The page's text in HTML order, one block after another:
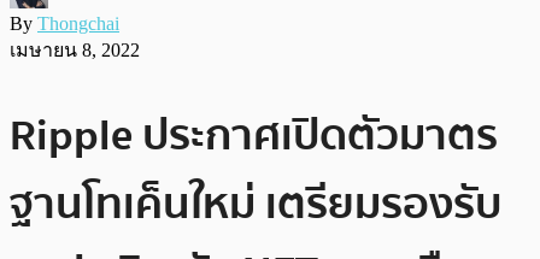
By Thongchai
เมษายน 8, 2022
Ripple ประกาศเปิดตัวมาตร
ฐานโทเค็นใหม่ เตรียมรองรับ